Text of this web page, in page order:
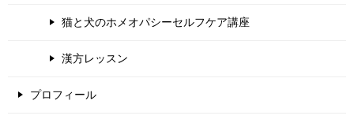
猫と犬のホメオパシーセルフケア講座
漢方レッスン
プロフィール